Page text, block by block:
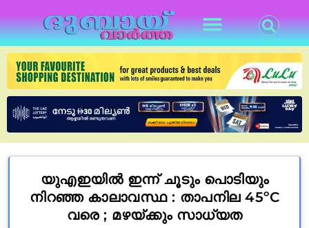
യുഎഇയിൽ ഇന്ന് ചൂടും പൊടിയും
നിറഞ്ഞ കാലാവസ്ഥ : താപനില 45ºC
വരെ ; മഴയ്ക്കും സാധ്യത